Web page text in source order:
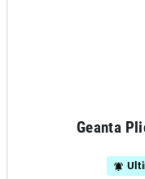
Geanta
notifications_active